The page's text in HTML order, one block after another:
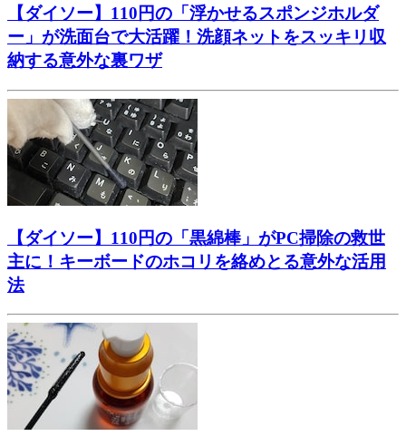
【ダイソー】110円の「浮かせるスポンジホルダ
ー」が洗面台で大活躍！洗顔ネットをスッキリ収
納する意外な裏ワザ
【ダイソー】110円の「黒綿棒」がPC掃除の救世
主に！キーボードのホコリを絡めとる意外な活用
法